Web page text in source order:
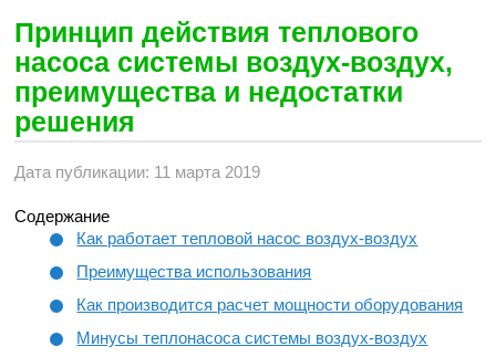
Принцип действия теплового
насоса системы воздух-воздух,
преимущества и недостатки
решения
Дата публикации: 11 марта 2019
Содержание
Как работает тепловой насос воздух-воздух
Преимущества использования
Как производится расчет мощности оборудования
Минусы теплонасоса системы воздух-воздух